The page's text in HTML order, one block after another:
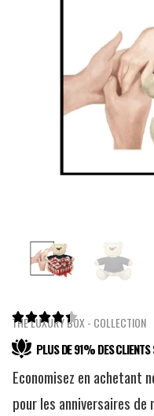

THE LUXURY BOX - COLLECTION
PLUS DE 91% DES CLIENTS
Economisez en
pour les anniversaires